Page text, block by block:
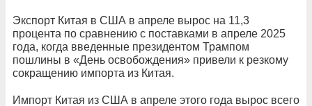
Экспорт Китая в США в апреле вырос на 11,3
процента по сравнению с поставками в апреле 2025
года, когда введенные президентом Трампом
пошлины в «День освобождения» привели к резкому
сокращению импорта из Китая.
Импорт Китая из США в апреле этого года вырос всего